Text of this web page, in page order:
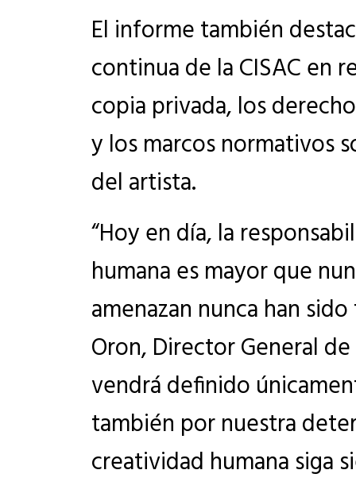
El informe también
continua de la CISAC en
copia privada, los
y los marcos normativos
del artista.
“Hoy en día, la
humana es mayor que
amenazan nunca han
Oron, Director General
vendrá definido
también por nuestra
creatividad humana siga